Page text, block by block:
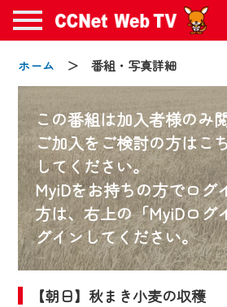
ホーム ＞ 番組・写真詳細
この番組は加入者様のみ
ご加入をご検討の方はこ
してください。
MyiDをお持ちの方でログ
方は、右上の「MyiDログ
グインしてください。
【朝日】秋まき小麦の収穫
お知ら
2024/09/02
動画配信サービス『CCNet
年9月24日からリニューアル